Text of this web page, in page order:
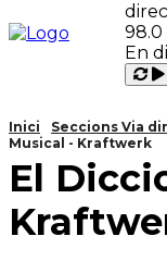
98.0
En
Inici Seccions Via
Musical - Kraftwerk
El